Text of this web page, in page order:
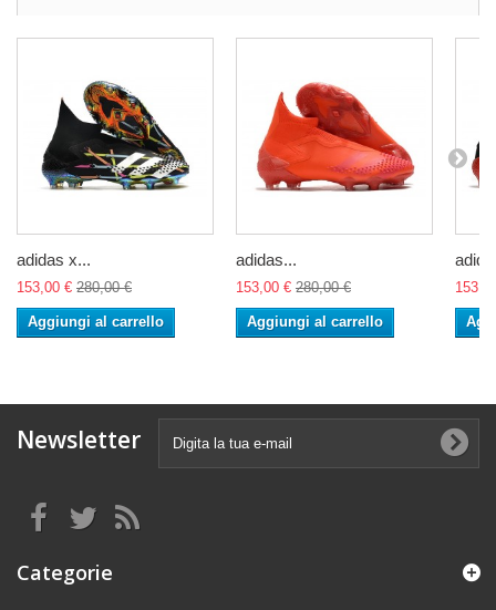
adidas x...
153,00 € 280,00 €
Aggiungi al carrello
adidas...
153,00 € 280,00 €
Aggiungi al carrello
Newsletter
Categorie